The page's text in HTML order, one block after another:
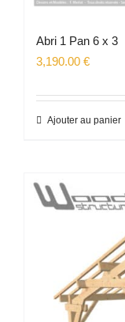
Abri 1 Pan 6 x 3
3,190.00 €
Ajouter au panier